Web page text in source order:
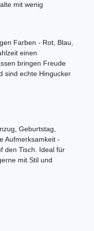
mit wenig
Farben - Rot, Blau,
einen
bringen Freude
sind echte Hingucker
Geburtstag,
Aufmerksamkeit -
den Tisch. Ideal für
mit Stil und